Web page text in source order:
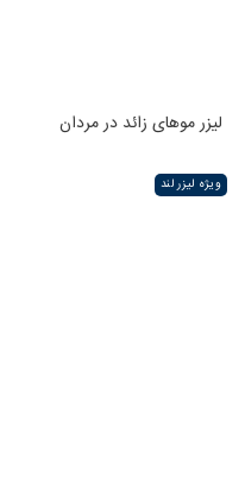
لیزر موهای زائد در مردان
ویژه لیزر لند